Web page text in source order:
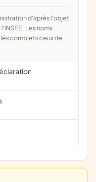
Les noms
complets ceux de